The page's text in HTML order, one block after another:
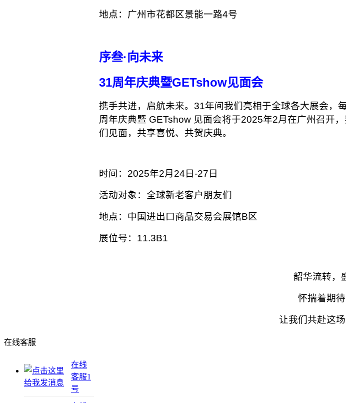
地点：广州市花都区景能一路4号
序叁·向未来
31周年庆典暨GETshow见面会
携手共进，启航未来。31年间我们亮相于全球各大展会，
周年庆典暨 GETshow 见面会将于2025年2月在广州召开
们见面，共享喜悦、共贺庆典。
时间：2025年2月24日-27日
活动对象：全球新老客户朋友们
地点：中国进出口商品交易会展馆B区
展位号：11.3B1
韶华流转，
怀揣着期
让我们共赴这场
在线客服
在线
客服1
号